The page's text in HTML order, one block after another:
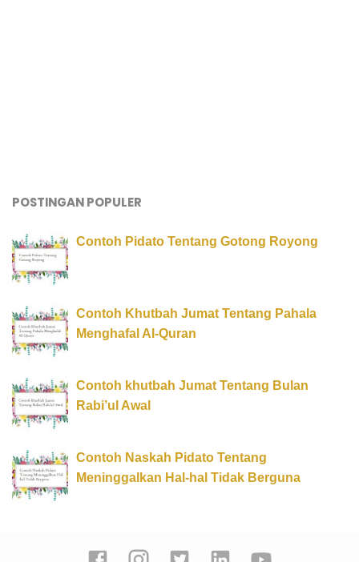
POSTINGAN POPULER
Contoh Pidato Tentang Gotong Royong
Contoh Khutbah Jumat Tentang Pahala
Menghafal Al-Quran
Contoh khutbah Jumat Tentang Bulan
Rabi’ul Awal
Contoh Naskah Pidato Tentang
Meninggalkan Hal-hal Tidak Berguna